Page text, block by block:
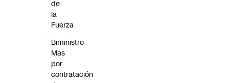
de
la
Fuerza
Biministro
Mas
por
contratación